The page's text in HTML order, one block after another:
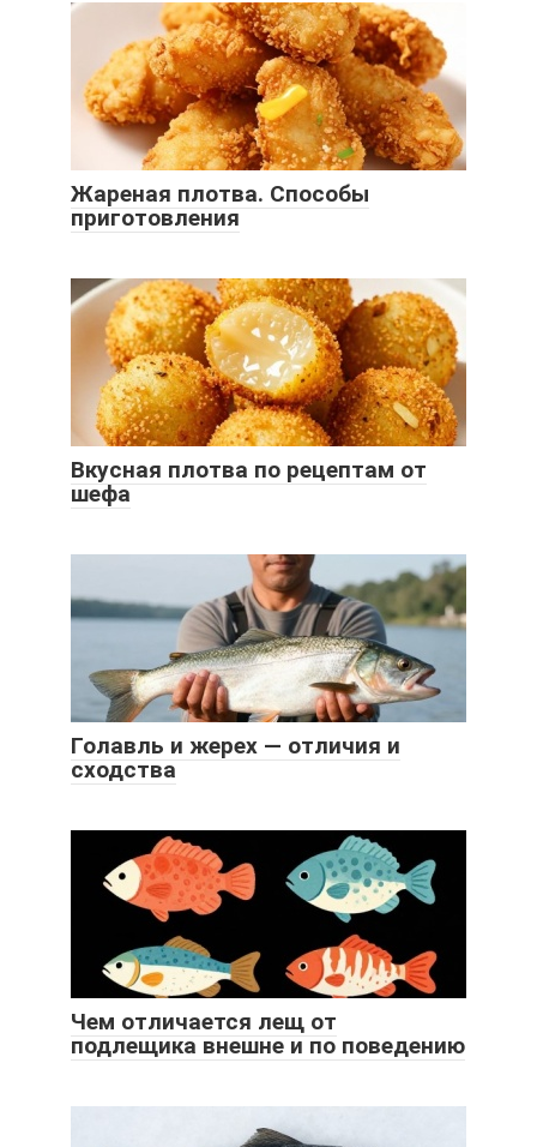
Жареная плотва. Способы
приготовления
Вкусная плотва по рецептам от
шефа
Голавль и жерех — отличия и
сходства
Чем отличается лещ от
подлещика внешне и по поведению